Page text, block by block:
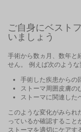
ご自身にベスト
いましょう
手術から数ヵ月、数年と
せん。 例えば次のよう
手術した疾患からの
ストーマ周囲皮膚の
ストーマに関連した
このような変化がみら
っているか確認すること
ストーマを適切にケアす